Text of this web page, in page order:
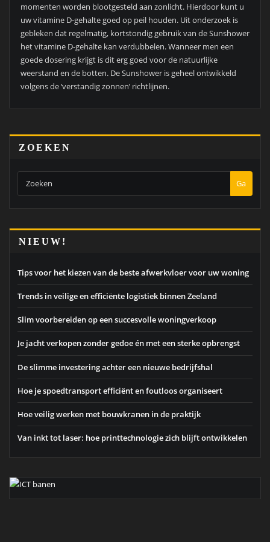
momenten worden blootgesteld aan zonlicht. Hierdoor kunt u
uw vitamine D-gehalte goed op peil houden. Uit onderzoek is
gebleken dat regelmatig, kortstondig gebruik van de Sunshower
het vitamine D-gehalte kan verdubbelen. Wanneer men een
goede dosering krijgt is dit erg goed voor de natuurlijke
weerstand en de botten. De Sunshower is geheel ontwikkeld
volgens de ‘verstandig zonnen’ richtlijnen.
ZOEKEN
Ga
NIEUW!
Tips voor het kiezen van de beste afwerkvloer voor uw woning
Trends in veilige en efficiënte logistiek binnen Zeeland
Slim voorbereiden op een succesvolle woningverkoop
Je jacht verkopen zonder gedoe én met een sterke opbrengst
De slimme investering achter een nieuwe bedrijfshal
Hoe je spoedtransport efficiënt en foutloos organiseert
Hoe veilig werken met bouwkranen in de praktijk
Van inkt tot laser: hoe printtechnologie zich blijft ontwikkelen